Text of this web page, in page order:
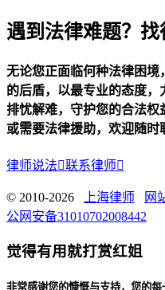
遇到法律难题？找
无论您正面临何种法律困
的后盾，以最专业的态度
排忧解难，守护您的合法权
或需要法律援助，欢迎随时
律师说法联系律师
© 2010-2026 上海律师 网
公网安备31010702008442
觉得有用就打赏红姐
非常感谢您的慷慨与支持，您的